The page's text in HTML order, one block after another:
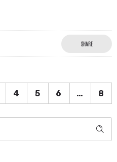
SHARE
4 5 6 … 8